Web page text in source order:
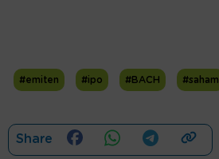
#emiten #ipo #BACH #saham
Share